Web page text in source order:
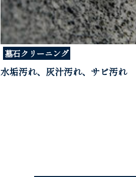
墓石クリーニング
水垢汚れ、灰汁汚れ、サビ汚れ